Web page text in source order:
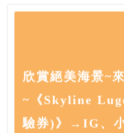
欣賞絕美海景~
~《Skyline
驗券)》→IG、